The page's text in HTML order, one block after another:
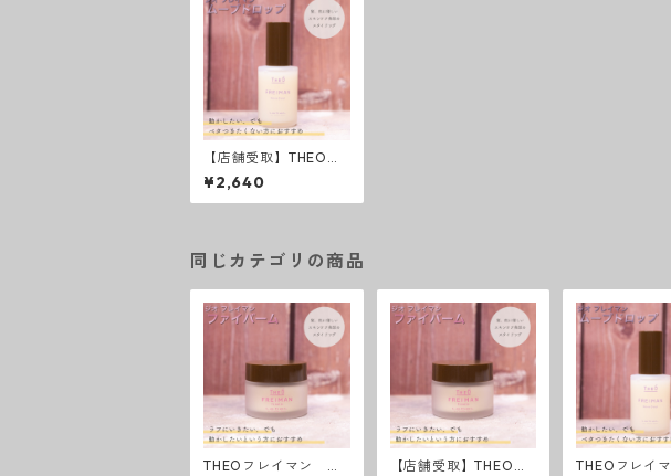
【店舗受取】THEOフ
レイマン ムーブドロ
ップ
¥2,640
同じカテゴリの商品
THEOフレイマン フ
【店舗受取】THEOフ
THEOフレイ